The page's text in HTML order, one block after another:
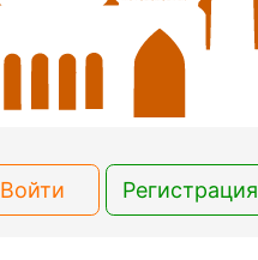
Войти Регистрация